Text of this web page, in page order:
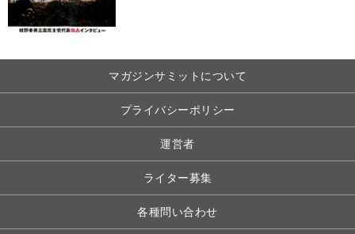
マガジンサミットについて
プライバシーポリシー
運営者
ライター募集
各種問い合わせ